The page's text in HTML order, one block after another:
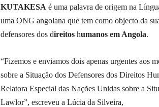
KUTAKESA é uma palavra de origem na
uma ONG angolana que tem como objecto da
defensores dos direitos humanos em Angola.
“Fizemos e enviamos dois apenas urgentes aos
sobre a Situação dos Defensores dos Direitos
Relatora Especial das Nações Unidas sobre a
Lawlor”, escreveu a Lúcia da Silveira,